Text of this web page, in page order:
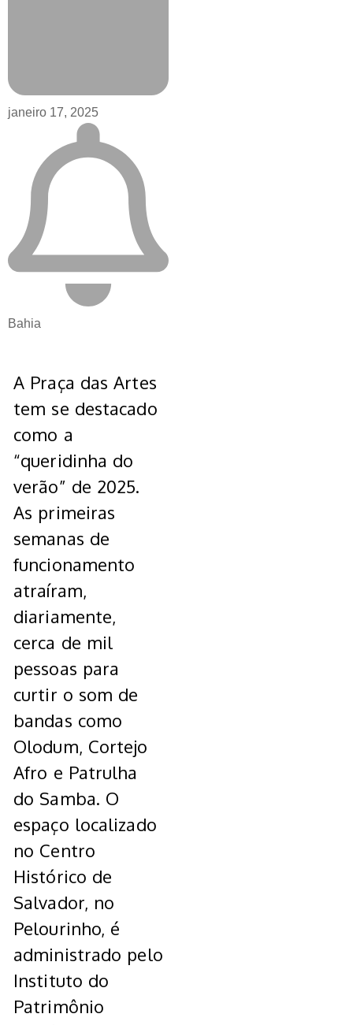
janeiro 17, 2025
Bahia
A Praça das Artes
tem se destacado
como a
“queridinha do
verão” de 2025.
As primeiras
semanas de
funcionamento
atraíram,
diariamente,
cerca de mil
pessoas para
curtir o som de
bandas como
Olodum, Cortejo
Afro e Patrulha
do Samba. O
espaço localizado
no Centro
Histórico de
Salvador, no
Pelourinho, é
administrado pelo
Instituto do
Patrimônio